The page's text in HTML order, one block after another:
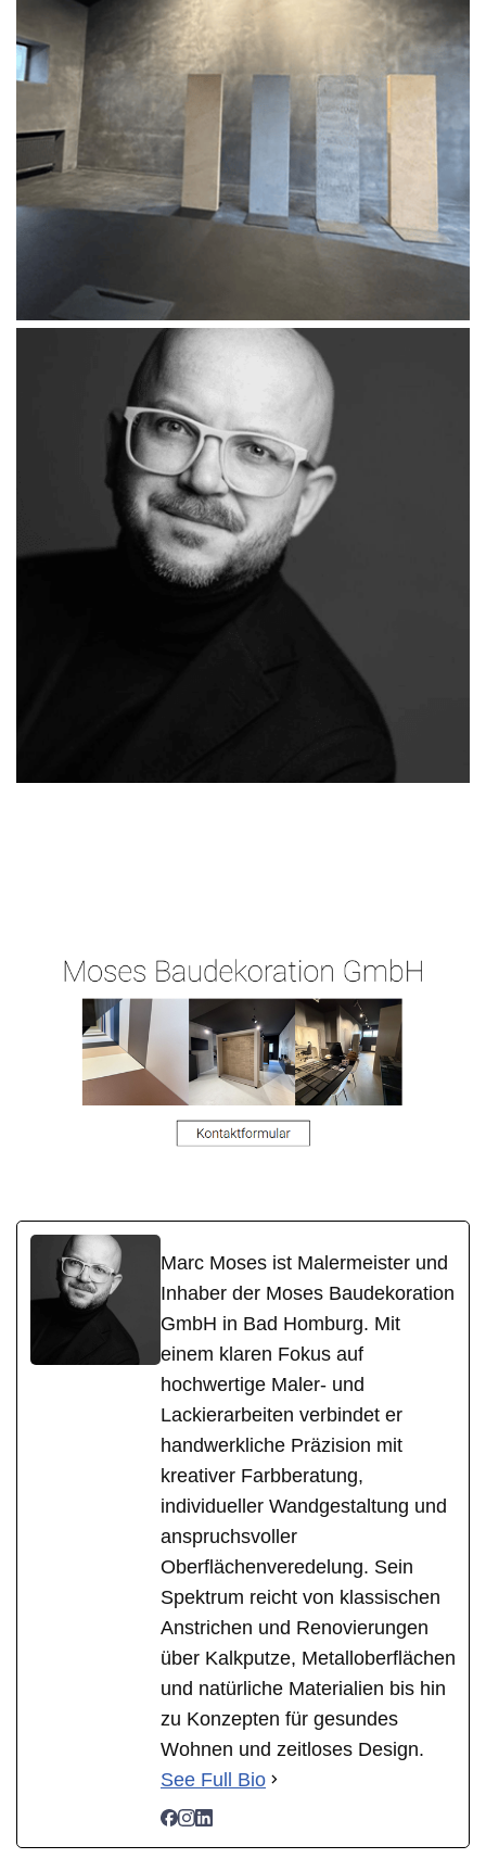
Marc Moses ist Malermeister und
Inhaber der Moses Baudekoration
GmbH in Bad Homburg. Mit
einem klaren Fokus auf
hochwertige Maler- und
Lackierarbeiten verbindet er
handwerkliche Präzision mit
kreativer Farbberatung,
individueller Wandgestaltung und
anspruchsvoller
Oberflächenveredelung. Sein
Spektrum reicht von klassischen
Anstrichen und Renovierungen
über Kalkputze, Metalloberflächen
und natürliche Materialien bis hin
zu Konzepten für gesundes
Wohnen und zeitloses Design.
See Full Bio